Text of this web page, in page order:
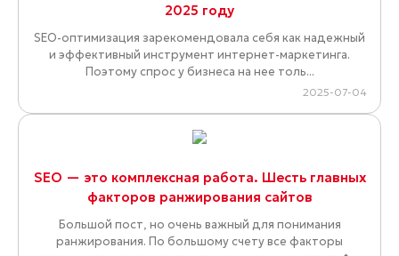
2025 году
SEO-оптимизация зарекомендовала себя как надежный
и эффективный инструмент интернет-маркетинга.
Поэтому спрос у бизнеса на нее толь...
2025-07-04
SEO — это комплексная работа. Шесть главных
факторов ранжирования сайтов
Большой пост, но очень важный для понимания
ранжирования. По большому счету все факторы